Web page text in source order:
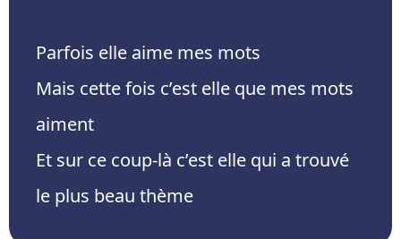
Parfois elle aime mes mots
Mais cette fois c’est elle que mes mots
aiment
Et sur ce coup-là c’est elle qui a trouvé
le plus beau thème